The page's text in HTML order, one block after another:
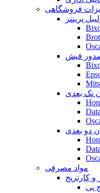
فروشگاهی
لیبل پرینتر
صدور فیش
تک بعدی
دو بعدی
مواد مصرفی
و کارتریج